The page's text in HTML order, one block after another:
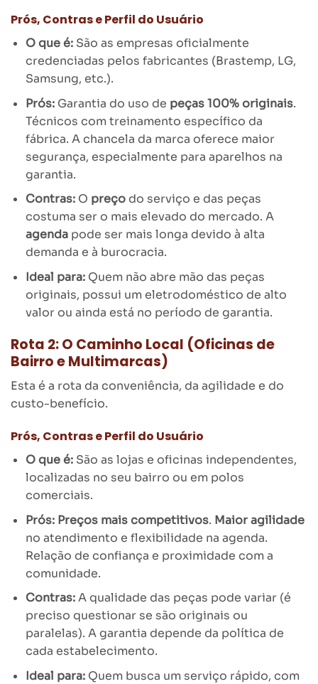
Prós, Contras e Perfil do Usuário
O que é:São as empresas oficialmente
credenciadas pelos fabricantes (Brastemp, LG,
Samsung, etc.).
Prós:Garantia do uso de peças 100% originais.
Técnicos com treinamento específico da
fábrica. A chancela da marca oferece maior
segurança, especialmente para aparelhos na
garantia.
Contras:O preçodo serviço e das peças
costuma ser o mais elevado do mercado. A
agendapode ser mais longa devido à alta
demanda e à burocracia.
Ideal para:Quem não abre mão das peças
originais, possui um eletrodoméstico de alto
valor ou ainda está no período de garantia.
Rota 2: O Caminho Local (Oficinas de
Bairro e Multimarcas)
Esta é a rota da conveniência, da agilidade e do
custo-benefício.
Prós, Contras e Perfil do Usuário
O que é:São as lojas e oficinas independentes,
localizadas no seu bairro ou em polos
comerciais.
Prós: Preços mais competitivos. Maior agilidade
no atendimento e flexibilidade na agenda.
Relação de confiança e proximidade com a
comunidade.
Contras:A qualidade das peças pode variar (é
preciso questionar se são originais ou
paralelas). A garantia depende da política de
cada estabelecimento.
Ideal para:Quem busca um serviço rápido, com